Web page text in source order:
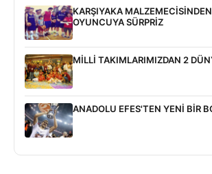
KARŞIYAKA
OYUNCUYA SÜRPRİZ
MİLLİ TAKIMLARIMIZDAN 2
ANADOLU EFES'TEN YENİ BİR